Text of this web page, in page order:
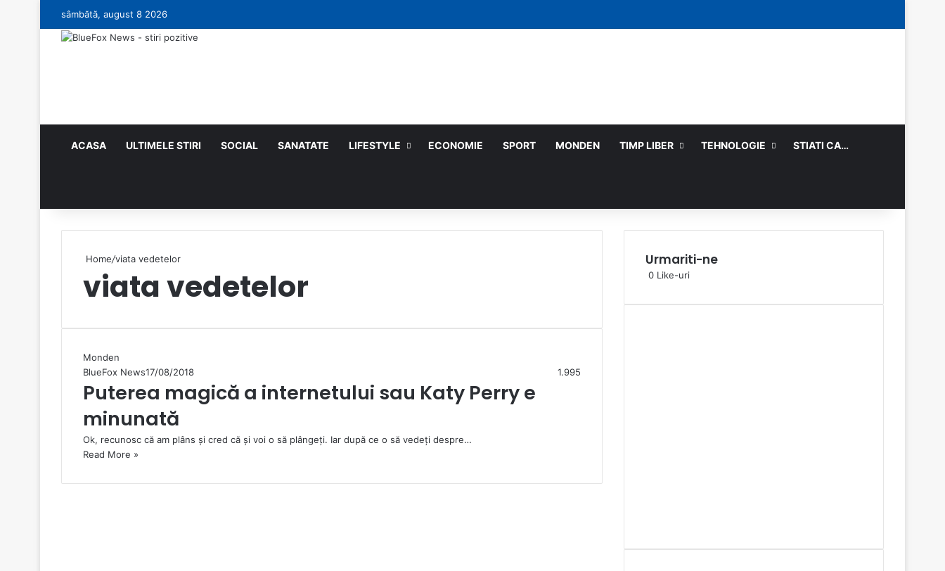
sâmbătă, august 8 2026
ACASA ULTIMELE STIRI SOCIAL SANATATE LIFESTYLE ECONOMIE SPORT MONDEN TIMP LIBER TEHNOLOGIE STIATI CA…
Home/viata vedetelor
viata vedetelor
Monden
BlueFox News17/08/2018 1.995
Puterea magică a internetului sau Katy Perry e
minunată
Ok, recunosc că am plâns și cred că și voi o să plângeți. Iar după ce o să vedeți despre…
Read More »
Urmariti-ne
0 Like-uri